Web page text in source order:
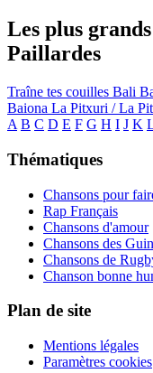
Les plus
Paillardes
Traîne tes couilles Bali
Baiona La Pitxuri / La
A B C D E F G H I J K
Thématiques
Chansons pour
Rap Français
Chansons d'amour
Chansons des
Chansons de
Chanson bonne
Plan de site
Mentions légales
Paramètres cookies